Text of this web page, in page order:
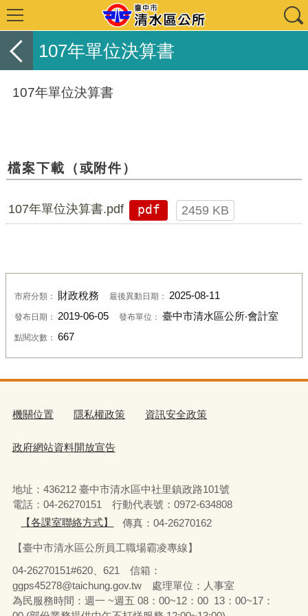
107年單位決算書
107年單位決算書
檔案下載（或附件）
107年單位決算書.pdf pdf 2459 KB
市府分類： 財政稅務 最後異動日期： 2025-08-11
發布日期： 2019-06-05 發布單位： 臺中市清水區公所‧會計室
點閱次數： 667
機關位置 隱私權政策 資訊安全政策
政府網站資料開放宣告
地址：436212 臺中市清水區中社里鎮政路101號
電話：04-26270151 行動代表號：0972-634808
【各課室聯絡方式】
傳真：04-26270162
【臺中市清水區公所員工職場霸凌專線】
04-26270151#620、621 信箱：
ggps45278@taichung.gov.tw 處理單位：人事室
為民服務時間：週一 ~週五 08：00~12：00 13：00~17：